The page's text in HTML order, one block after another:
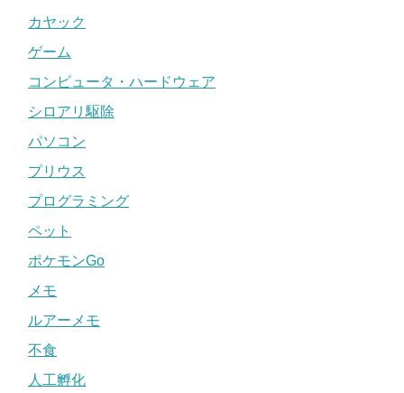
カヤック
ゲーム
コンピュータ・ハードウェア
シロアリ駆除
パソコン
プリウス
プログラミング
ペット
ポケモンGo
メモ
ルアーメモ
不食
人工孵化